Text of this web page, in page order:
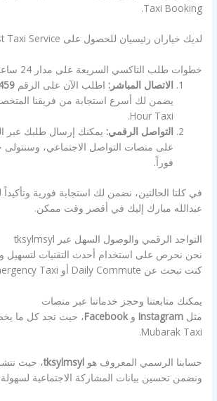
Taxi Booking.
لديك خياران رئيسيان للحصول على Fast Taxi Service:
خطوات طلب التاكسي السريعة على مدار 24 ساعة
الاتصال المباشر: اطلب الآن على الرقم
Hour Taxi.
التواصل الرقمي: يمكنك إرسال طلبك عبر
على منصات التواصل الاجتماعي،
فوراً.
في كلتا الحالتين، نضمن لك استجابة فورية
عبدالله مبارك إليك في أقصر وقت ممكن.
التواجد الرقمي والوصول السهل عبر tksylmsyl
نحن نحرص على استخدام أحدث التقنيات لتسهيل
كنت تبحث عن Daily Commute أو Emergency Taxi.
يمكنك متابعتنا وحجز خدماتنا عبر منصات
مثلInstagram وFacebook
Mubarak Taxi.
حسابنا الرسمي المعروف هوtksylmsyl، حيث
ونضمن تحسين بيانات المشاركة الاجتماعية لسهولة